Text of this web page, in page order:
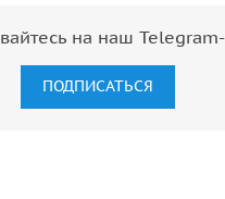
на наш
ПОДПИСАТЬСЯ